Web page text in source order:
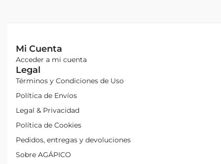
Mi Cuenta
Acceder a mi cuenta
Legal
Términos y Condiciones de Uso
Política de Envíos
Legal & Privacidad
Política de Cookies
Pedidos, entregas y devoluciones
Sobre AGÁPICO